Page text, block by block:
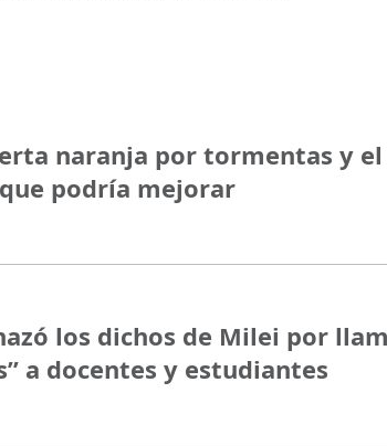
naranja por tormentas y el
podría mejorar
los dichos de Milei por
a docentes y estudiantes